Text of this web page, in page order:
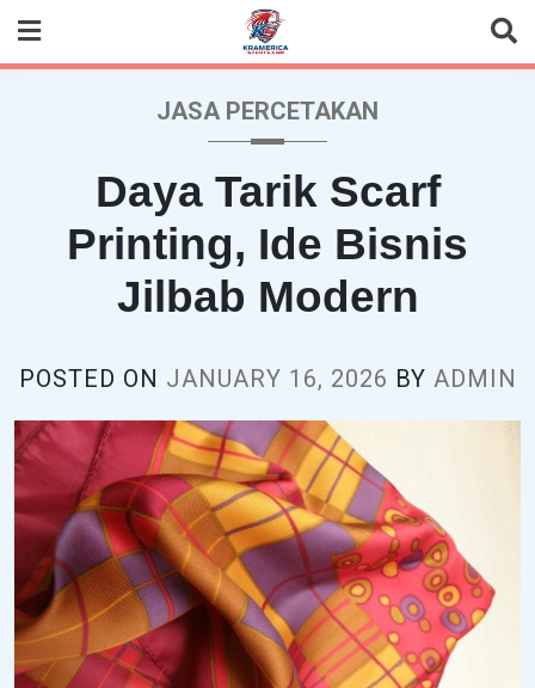
content
JASA PERCETAKAN
Daya Tarik Scarf
Printing, Ide Bisnis
Jilbab Modern
POSTED ON JANUARY 16, 2026 BY ADMIN